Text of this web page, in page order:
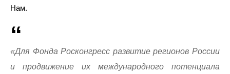
Нам.
«Для Фонда Росконгресс развитие регионов России
и продвижение их международного потенциала